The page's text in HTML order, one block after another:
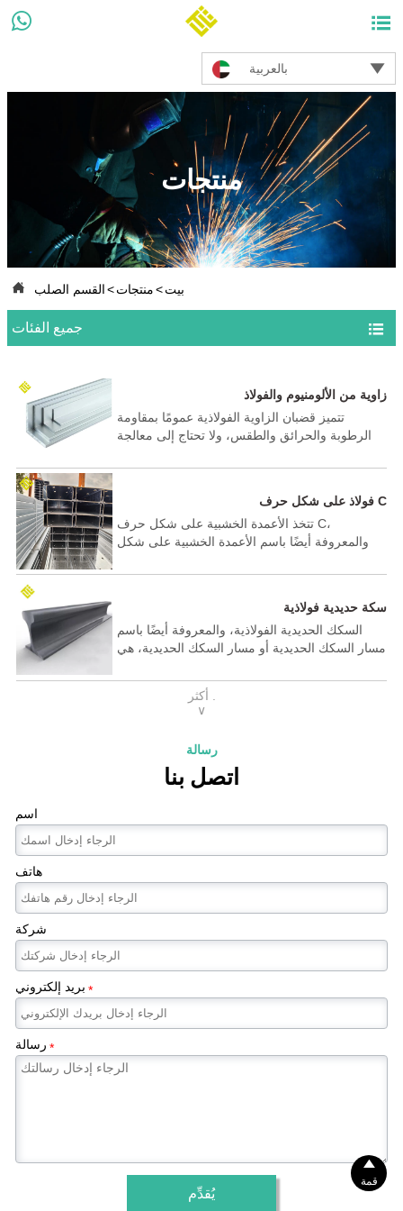
 
بالعربية 
منتجات
 بيت>منتجات>القسم الصلب
جميع الفئات 
زاوية من الألومنيوم والفولاذ
تتميز قضبان الزاوية الفولاذية عمومًا بمقاومة
الرطوبة والحرائق والطقس، ولا تحتاج إلى معالجة
المناطق التي يتواجد فيها هواء البحر أو الماء، فإنها
فولاذ على شكل حرف C
تتخذ الأعمدة الخشبية على شكل حرف C،
والمعروفة أيضًا باسم الأعمدة الخشبية على شكل
للعوارض المطلوبة للجدران والأرضيات. بالإضافة إلى
C غالبًا للدعم الهيكلي في الجدران وكعوارض أرضية.
سكة حديدية فولاذية
السكك الحديدية الفولاذية، والمعروفة أيضًا باسم
مسار السكك الحديدية أو مسار السكك الحديدية، هي
وتوجه مركبات السكك الحديدية، مثل القطارات
والترام وعربات المترو. توفر السكك الحديدية
∨
رسالة
اتصل بنا
اسم
هاتف
شركة
بريد إلكتروني *
رسالة *
يُقدِّم

قمة